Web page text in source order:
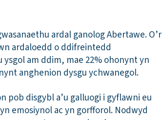
ardal ganolog Abertawe. O’r
ardaloedd o ddifreintedd
am ddim, mae 22% ohonynt yn
anghenion dysgu ychwanegol.
pob disgybl a’u galluogi i gyflawni eu
emosiynol ac yn gorfforol. Nodwyd